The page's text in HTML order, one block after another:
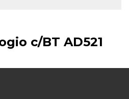
c/BT AD521